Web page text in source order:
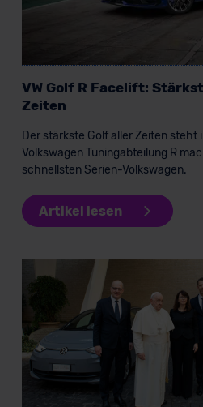
VW Golf R Facelift:
Zeiten
Der stärkste Golf aller Zeiten steht
Volkswagen Tuningabteilung R
schnellsten Serien-Volkswagen.
Artikel lesen